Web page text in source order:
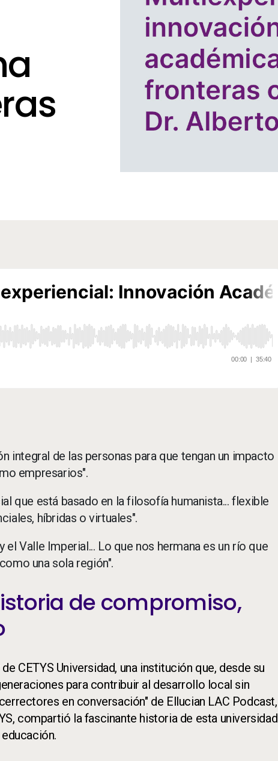
de las personas para que tengan un impacto
empresarios".
que está basado en la filosofía humanista... flexible
híbridas o virtuales".
Valle Imperial... Lo que nos hermana es un río que
una sola región".
de compromiso,
CETYS Universidad, una institución que, desde su
para contribuir al desarrollo local sin
en conversación" de Ellucian LAC Podcast,
compartió la fascinante historia de esta universidad